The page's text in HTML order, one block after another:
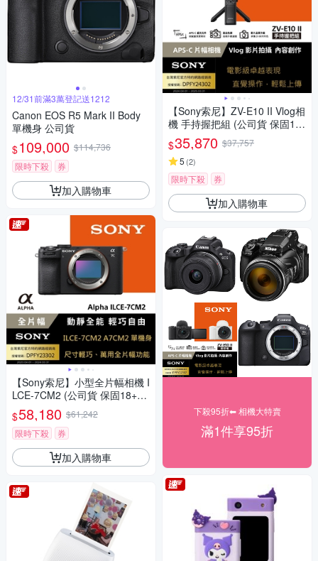
12/31前滿3萬登記送1212
Canon EOS R5 Mark II Body
單機身 公司貨
$109,000 $114,736
限時下殺
券
加入購物車
【Sony索尼】小型全片幅相機 I
LCE-7CM2 (公司貨 保固18+6
個月)
$58,180 $61,242
限時下殺
券
加入購物車
【Sony索尼】ZV-E10 II Vlog相
機 手持握把組 (公司貨 保固18
+6個月)
$35,870 $37,757
5 (2)
限時下殺 券
加入購物車
下殺95折⬅︎ 相機大特賣
滿1件享95折